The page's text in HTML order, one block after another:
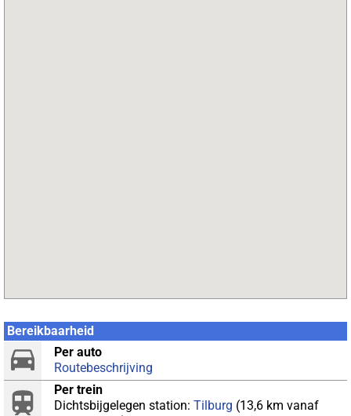
Bereikbaarheid
Per auto
Routebeschrijving
Per trein
Dichtsbijgelegen station: Tilburg (13,6 km vanaf